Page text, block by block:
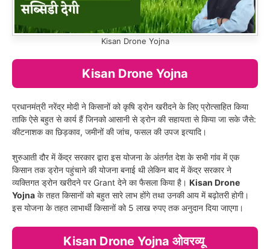
Kisan Drone Yojna
Kisan Drone Yojna
प्रधानमंत्री नरेंद्र मोदी ने किसानों को कृषि ड्रोन खरीदने के लिए प्रोत्साहित किया
ताकि ऐसे बहुत से कार्य हैं जिनको आसानी से ड्रोन की सहायता से किया जा सके जैसे:
कीटनाशक का छिड़काव, जमीनों की जांच, फसल की उपज इत्यादि।
शुरुआती दौर में केंद्र सरकार द्वारा इस योजना के अंतर्गत देश के सभी गांव में एक
किसान तक ड्रोन पहुंचाने की योजना बनाई थी लेकिन बाद में केंद्र सरकार ने
व्यक्तिगत ड्रोन खरीदने पर Grant देने का फैसला किया है। Kisan Drone
Yojna के तहत किसानों को बहुत सारे लाभ होंगे तथा उनकी आय में बढ़ोतरी होगी।
इस योजना के तहत लाभार्थी किसानों को 5 लाख रुपए तक अनुदान दिया जाएगा।
Kisan Drone Yojna ओवरव्यू